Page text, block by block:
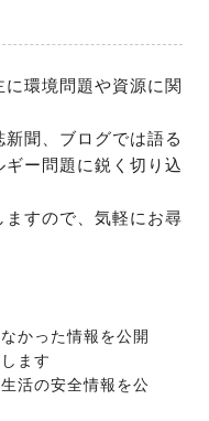
環境問題や資源に関
聞、ブログでは語る
ー問題に鋭く切り込
すので、気軽にお尋
かった情報を公開
ます
活の安全情報を公